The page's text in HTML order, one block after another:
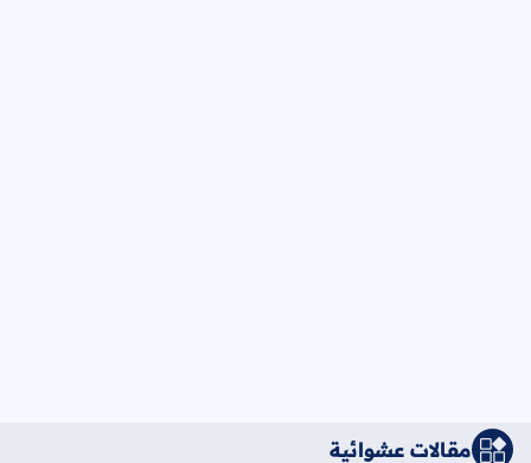
مقالات عشوائية